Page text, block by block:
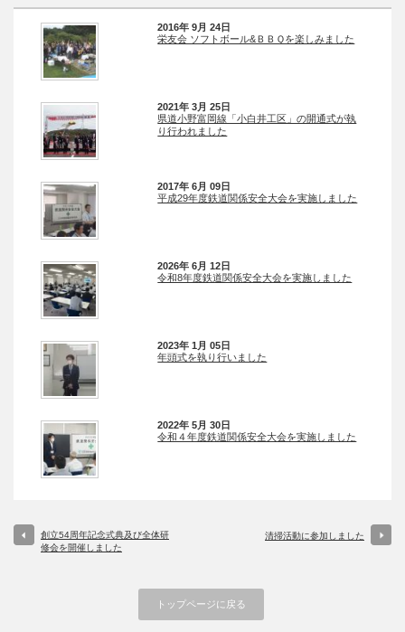
2016年 9月 24日
栄友会 ソフトボール&ＢＢＱを楽しみました
2021年 3月 25日
県道小野富岡線「小白井工区」の開通式が執
り行われました
2017年 6月 09日
平成29年度鉄道関係安全大会を実施しました
2026年 6月 12日
令和8年度鉄道関係安全大会を実施しました
2023年 1月 05日
年頭式を執り行いました
2022年 5月 30日
令和４年度鉄道関係安全大会を実施しました
創立54周年記念式典及び全体研
修会を開催しました
清掃活動に参加しました
トップページに戻る